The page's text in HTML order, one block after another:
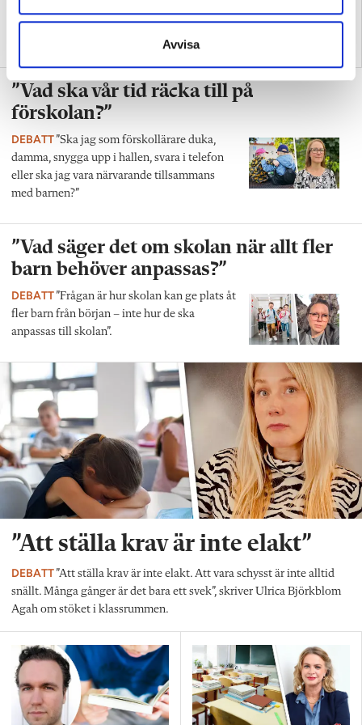
Avvisatydligt i trappan”
”Vad ska vår tid räcka till på
förskolan?”
DEBATT”Ska jag som förskollärare duka,
damma, snygga upp i hallen, svara i telefon
eller ska jag vara närvarande tillsammans
med barnen?”
”Vad säger det om skolan när allt fler
barn behöver anpassas?”
DEBATT”Frågan är hur skolan kan ge plats åt
fler barn från början – inte hur de ska
anpassas till skolan”.
”Att ställa krav är inte elakt”
DEBATT”Att ställa krav är inte elakt. Att vara schysst är inte alltid
snällt. Många gånger är det bara ett svek”, skriver Ulrica Björkblom
Agah om stöket i klassrummen.